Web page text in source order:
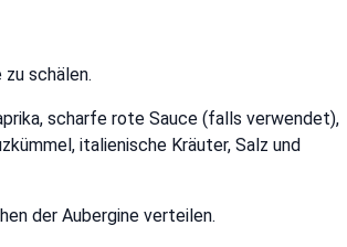
zu schälen.
scharfe rote Sauce (falls verwendet),
italienische Kräuter, Salz und
der Aubergine verteilen.